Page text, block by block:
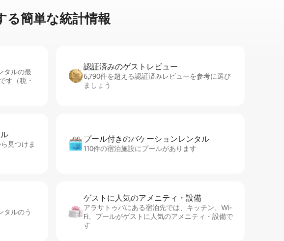
る簡⁠単⁠な統⁠計⁠情⁠報
タルの最
す（税・
認証済みのゲ⁠ス⁠ト⁠レ⁠ビ⁠ュ⁠ー
6,790件を超える認証済みレビューを参考に選び
ましょう
見つけま
プール付きのバ⁠ケ⁠ー⁠シ⁠ョ⁠ンレ⁠ン⁠タ⁠ル
110件の宿泊施設にプールがあります
タルのう
ゲストに人⁠気⁠のア⁠メ⁠ニ⁠テ⁠ィ・設⁠備
アラサトゥバにある宿泊先では、キッチン、Wi-
Fi、プールがゲストに人気のアメニティ・設備で
す